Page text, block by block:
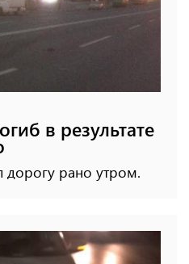
в результате
дорогу рано утром.